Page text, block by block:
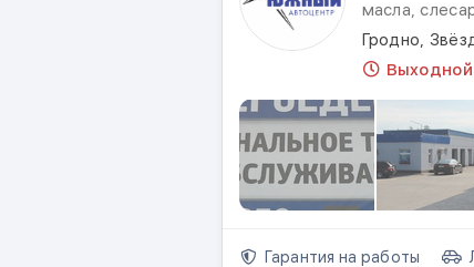
масла,
Гродно,
Выходной
Гарантия на работы